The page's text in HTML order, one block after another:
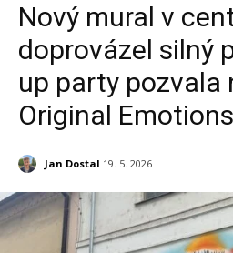
Nový mural v
doprovázel silný
up party pozvala
Original Emotions
Jan Dostal 19. 5. 2026